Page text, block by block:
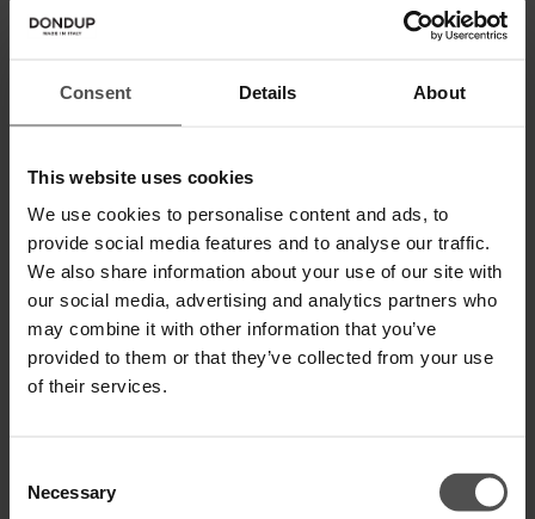
Consent Details About
This website uses cookies
We use cookies to personalise content and ads, to
provide social media features and to analyse our traffic.
We also share information about your use of our site with
our social media, advertising and analytics partners who
may combine it with other information that you’ve
provided to them or that they’ve collected from your use
of their services.
Selection
Necessary
Zahlen Sie in 3 oder 4 Raten ohne Zinsen
VERSAND UND RETOUREN
TECHNISCHE SPEZIFIKATIONEN